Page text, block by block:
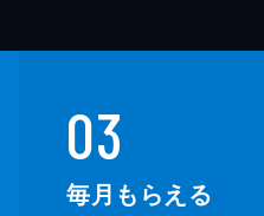
03
毎月もらえる